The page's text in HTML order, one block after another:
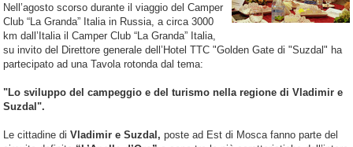
Nell’agosto scorso durante il viaggio del Camper
Club “La Granda” Italia in Russia, a circa 3000
km dall’Italia il Camper Club “La Granda” Italia,
su invito del Direttore generale dell’Hotel TTC "Golden Gate di "Suzdal" ha
partecipato ad una Tavola rotonda dal tema:
"Lo sviluppo del campeggio e del turismo nella regione di Vladimir e
Suzdal".
Le cittadine diVladimir e Suzdal, poste ad Est di Mosca fanno parte del